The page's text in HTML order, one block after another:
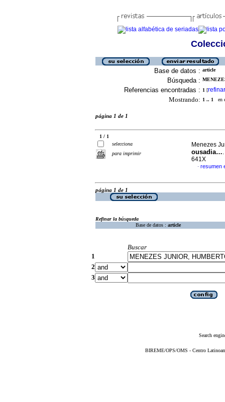
Base de datos : article
Búsqueda :
Referencias encontradas : 1 [refinar
Mostrando: 1 .. 1 en
página 1 de 1
1 / 1
selecciona
para imprimir
Menezes
ousadia….
641X
· resumen
página 1 de 1
Refinar la búsqueda
Base de datos : article
Buscar
1
2
3
Search
BIREME/OPS/OMS - Centro